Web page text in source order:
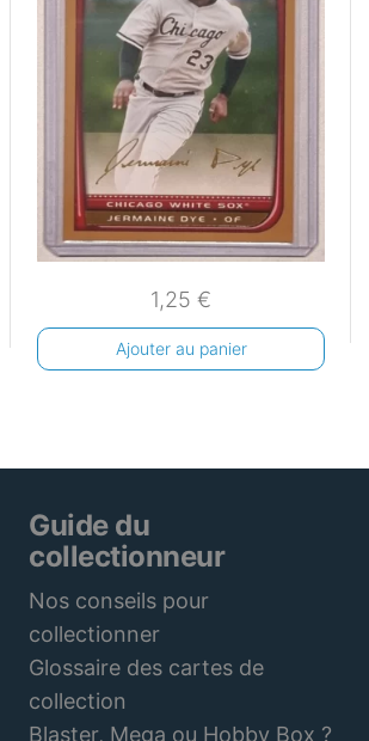
1,25 €
Ajouter au panier
Guide du
collectionneur
Nos conseils pour
collectionner
Glossaire des cartes de
collection
Blaster, Mega ou Hobby Box ?